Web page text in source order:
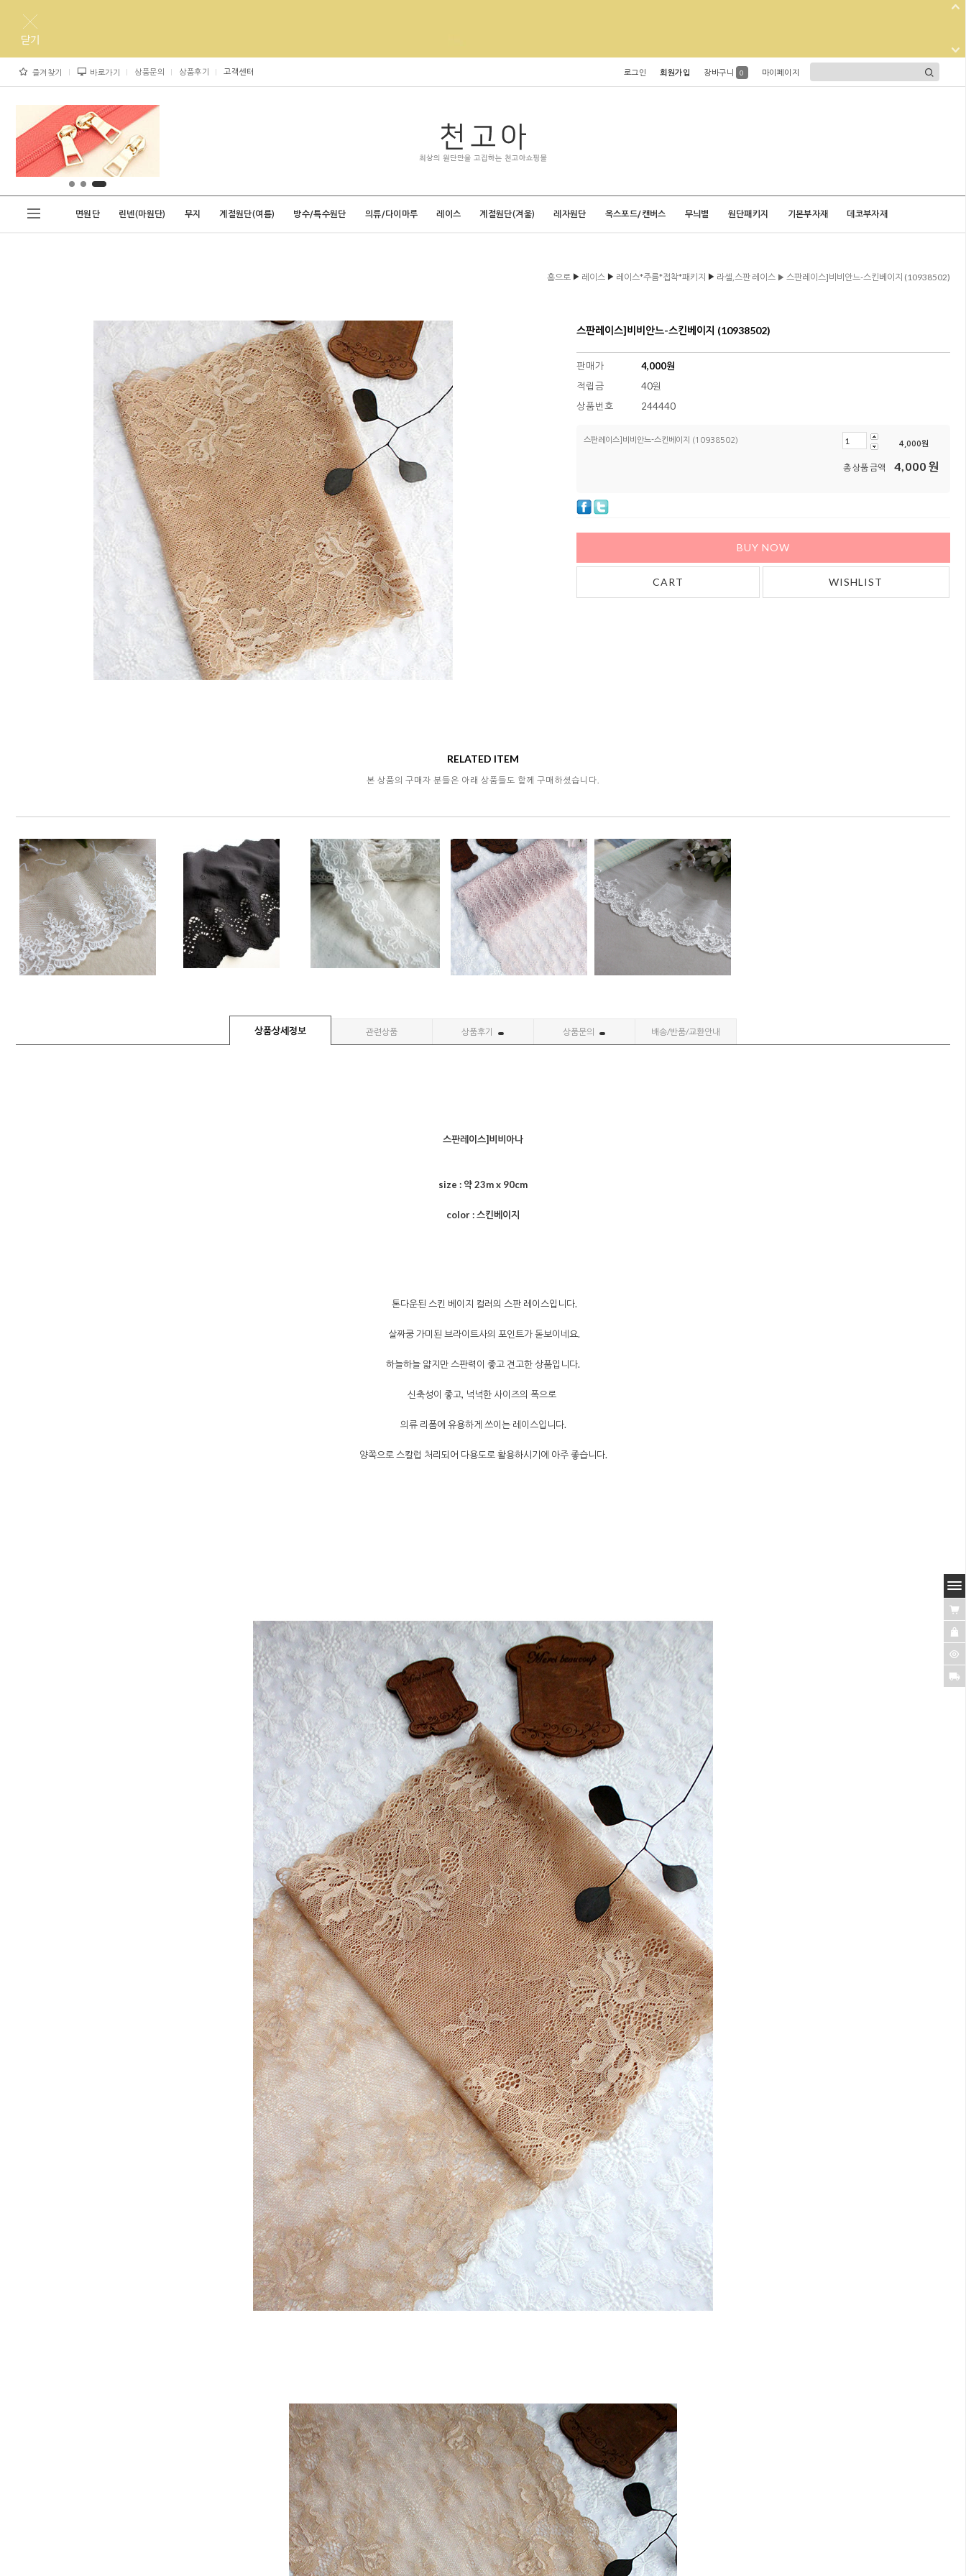
즐겨찾기 바로가기 상품문의 상품후기 고객센터 로그인 회원가입 장바구니 0 마이페이지
면원단 린넨(마원단) 무지 계절원단(여름) 방수/특수원단 의류/다이마루 레이스 계절원단(겨울) 레자원단 옥스포드/캔버스 무늬별 원단패키지 기본부자재 데코부자재
홈으로 ▶ 레이스 ▶ 레이스*주름*접착*패키지 ▶ 라셀,스판 레이스 ▶ 스판레이스]비비안느-스킨베이지 (10938502)
스판레이스]비비안느-스킨베이지 (10938502)
판매가 4,000원
적립금
40원
상품번호
244440
스판레이스]비비안느-스킨베이지 (10938502) 4,000원
총 상품 금액 4,000 원
BUY NOW
CART WISHLIST
RELATED ITEM
본 상품의 구매자 분들은 아래 상품들도 함께 구매하셨습니다.
상품상세정보 관련상품 상품후기 상품문의 배송/반품/교환안내
스판레이스]비비아나
size : 약 23m x 90cm
color : 스킨베이지
톤다운된 스킨 베이지 컬러의 스판 레이스입니다.
살짜쿵 가미된 브라이트사의 포인트가 돋보이네요.
하늘하늘 얇지만 스판력이 좋고 견고한 상품입니다.
신축성이 좋고, 넉넉한 사이즈의 폭으로
의류 리폼에 유용하게 쓰이는 레이스입니다.
양쪽으로 스칼럽 처리되어 다용도로 활용하시기에 아주 좋습니다.